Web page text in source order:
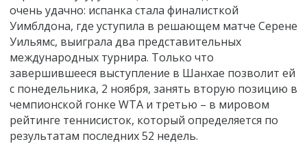
очень удачно: испанка стала финалисткой
Уимблдона, где уступила в решающем матче Серене
Уильямс, выиграла два представительных
международных турнира. Только что
завершившееся выступление в Шанхае позволит ей
с понедельника, 2 ноября, занять вторую позицию в
чемпионской гонке WTA и третью – в мировом
рейтинге теннисисток, который определяется по
результатам последних 52 недель.